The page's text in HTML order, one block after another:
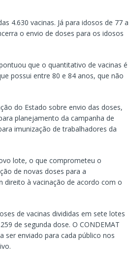
4.630 vacinas. Já para idosos de 77 a
o envio de doses para os idosos
que o quantitativo de vacinas é
possui entre 80 e 84 anos, que não
do Estado sobre envio das doses,
planejamento da campanha de
imunização de trabalhadores da
lote, o que comprometeu o
de novas doses para a
direito à vacinação de acordo com o
de vacinas divididas em sete lotes
de segunda dose. O CONDEMAT
ser enviado para cada público nos